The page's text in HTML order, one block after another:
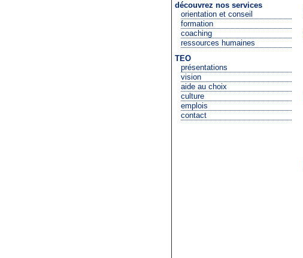
découvrez nos services
orientation et conseil
formation
coaching
ressources humaines
TEO
présentations
vision
aide au choix
culture
emplois
contact